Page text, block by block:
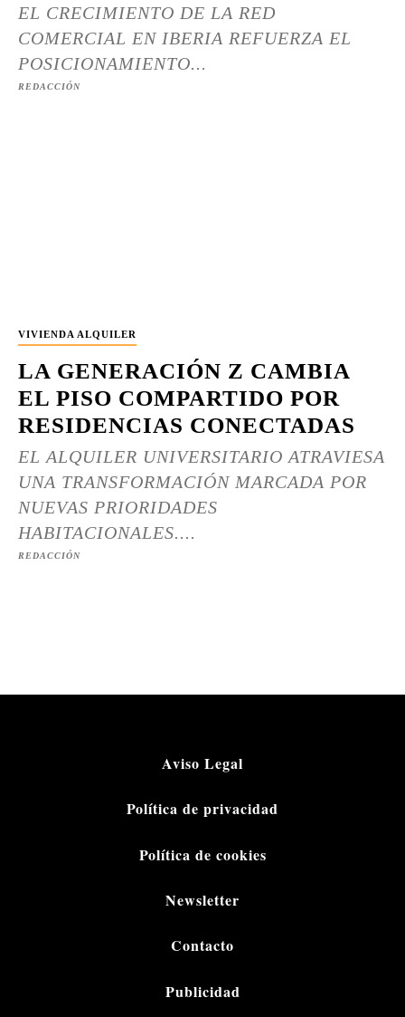
EL CRECIMIENTO DE LA RED
COMERCIAL EN IBERIA REFUERZA EL
POSICIONAMIENTO...
REDACCIÓN
VIVIENDA ALQUILER
LA GENERACIÓN Z CAMBIA
EL PISO COMPARTIDO POR
RESIDENCIAS CONECTADAS
EL ALQUILER UNIVERSITARIO ATRAVIESA
UNA TRANSFORMACIÓN MARCADA POR
NUEVAS PRIORIDADES
HABITACIONALES....
REDACCIÓN
Aviso Legal
Política de privacidad
Política de cookies
Newsletter
Contacto
Publicidad